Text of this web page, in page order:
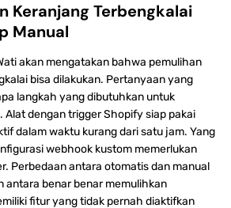
Keranjang Terbengkalai
Manual
akan mengatakan bahwa pemulihan
bisa dilakukan. Pertanyaan yang
langkah yang dibutuhkan untuk
Alat dengan trigger Shopify siap pakai
dalam waktu kurang dari satu jam. Yang
webhook kustom memerlukan
Perbedaan antara otomatis dan manual
antara benar benar memulihkan
fitur yang tidak pernah diaktifkan